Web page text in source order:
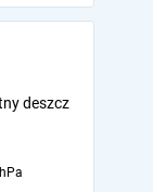
deszcz